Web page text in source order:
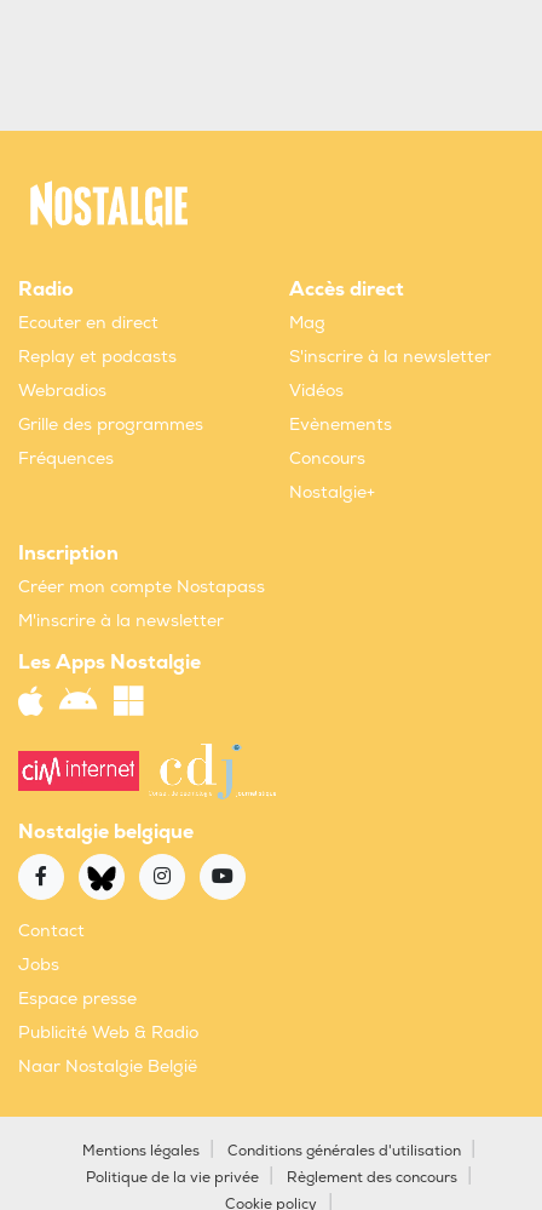
Radio
Ecouter en direct
Replay et podcasts
Webradios
Grille des programmes
Fréquences
Accès direct
Mag
S'inscrire à la newsletter
Vidéos
Evènements
Concours
Nostalgie+
Inscription
Créer mon compte Nostapass
M'inscrire à la newsletter
Les Apps Nostalgie
Nostalgie belgique
Contact
Jobs
Espace presse
Publicité Web & Radio
Naar Nostalgie België
Mentions légales
Conditions générales d'utilisation
Politique de la vie privée
Règlement des concours
Cookie policy